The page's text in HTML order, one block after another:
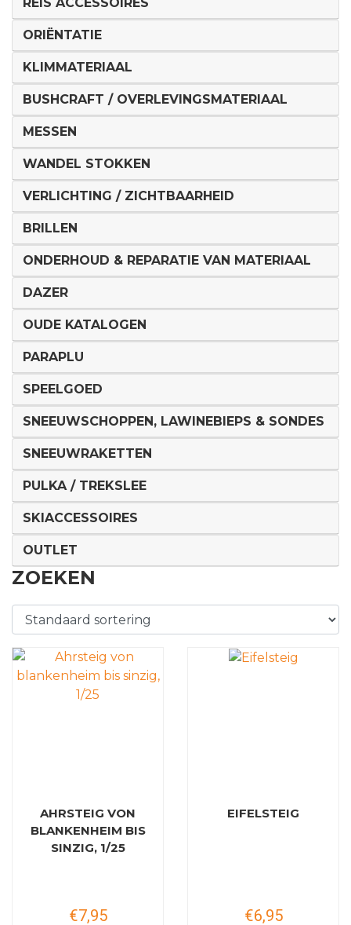
REIS ACCESSOIRES
ORIËNTATIE
KLIMMATERIAAL
BUSHCRAFT / OVERLEVINGSMATERIAAL
MESSEN
WANDEL STOKKEN
VERLICHTING / ZICHTBAARHEID
BRILLEN
ONDERHOUD & REPARATIE VAN MATERIAAL
DAZER
OUDE KATALOGEN
PARAPLU
SPEELGOED
SNEEUWSCHOPPEN, LAWINEBIEPS & SONDES
SNEEUWRAKETTEN
PULKA / TREKSLEE
SKIACCESSOIRES
OUTLET
ZOEKEN
AHRSTEIG VON
BLANKENHEIM BIS
SINZIG, 1/25
€7,95
EIFELSTEIG
€6,95